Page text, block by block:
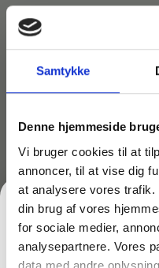
Samtykke
Denne hjemmeside
Vi bruger cookies til at
annoncer, til at vise dig
at analysere vores trafik.
din brug af vores
for sociale medier,
analysepartnere. Vores
data med andre
Lagervare til omgående